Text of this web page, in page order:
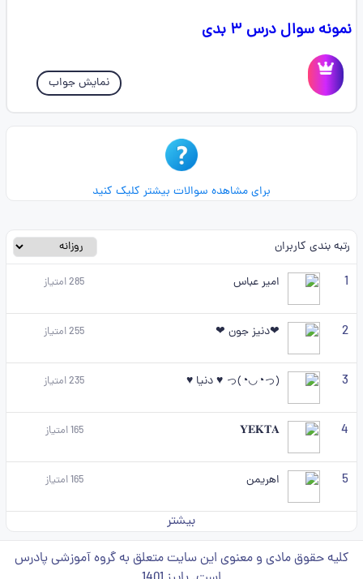
نمونه سوال درس ۳ بدی
نمایش جواب
برای مشاهده سوالات بیشتر کلیک کنید
رتبه بندی کاربران
1 امیر عباس 285امتیاز
2 ❤دنیز جون ❤ 255امتیاز
3 (っ◔◡◔)っ ♥ دنیا ♥ 235امتیاز
4
𝐘𝐄𝐊𝐓𝐀
165امتیاز
5 اهریمن 165امتیاز
بیشتر
کلیه حقوق مادی و معنوی این سایت متعلق به گروه آموزشی پادرس